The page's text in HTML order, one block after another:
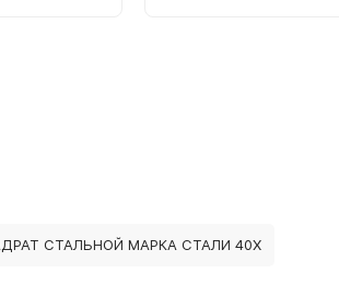
СТАЛЬНОЙ МАРКА СТАЛИ 40Х